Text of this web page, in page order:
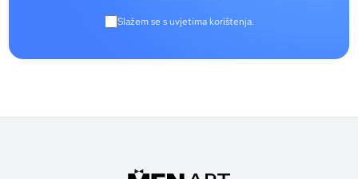
Slažem se s uvjetima korištenja.